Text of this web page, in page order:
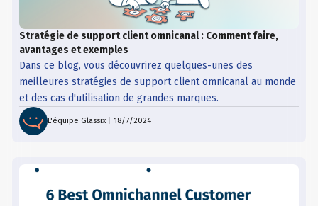
Stratégie de support client omnicanal : Comment faire,
avantages et exemples
Dans ce blog, vous découvrirez quelques-unes des
meilleures stratégies de support client omnicanal au monde
et des cas d'utilisation de grandes marques.
L'équipe Glassix |18/7/2024